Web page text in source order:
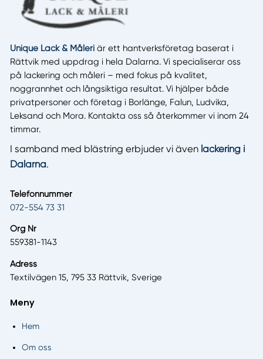
Unique Lack & Måleri är ett hantverksföretag baserat i
Rättvik med uppdrag i hela Dalarna. Vi specialiserar oss
på lackering och måleri – med fokus på kvalitet,
noggrannhet och långsiktiga resultat. Vi hjälper både
privatpersoner och företag i Borlänge, Falun, Ludvika,
Leksand och Mora. Kontakta oss så återkommer vi inom 24
timmar.
I samband med blästring erbjuder vi även lackering i
Dalarna.
Telefonnummer
072-554 73 31
Org Nr
559381-1143
Adress
Textilvägen 15, 795 33 Rättvik, Sverige
Meny
Hem
Om oss